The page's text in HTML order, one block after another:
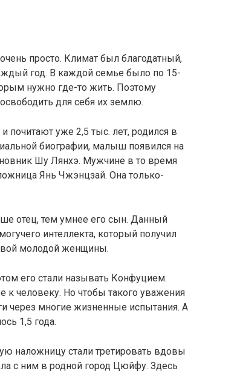
просто. Климат был благодатный,
год. В каждой семье было по 15-
нужно где-то жить. Поэтому
для себя их землю.
почитают уже 2,5 тыс. лет, родился в
биографии, малыш появился на
Шу Лянхэ. Мужчине в то время
Янь Чжэнцзай. Она только-
отец, тем умнее его сын. Данный
интеллекта, который получил
молодой женщины.
его стали называть Конфуцием.
человеку. Но чтобы такого уважения
через многие жизненные испытания. А
1,5 года.
наложницу стали третировать вдовы
с ним в родной город Цюйфу. Здесь